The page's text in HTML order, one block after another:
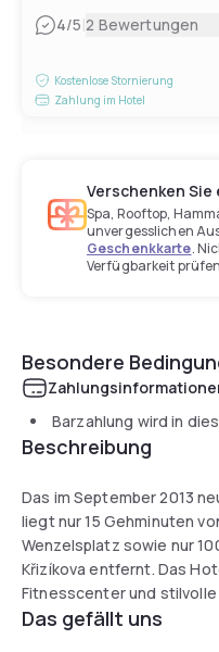
4/5|2 Bewertungen
Kostenlose Stornierung
Zahlung im Hotel
Verschenken
Spa, Rooftop,
unvergesslichen
Geschenkkarte.
Verfügbarkeit
Besondere
Barzahlung wird in
Beschreibung
Das im September 2013
liegt nur 15 Gehminuten
Wenzelsplatz sowie nur
Křizíkova entfernt. Das
Fitnesscenter und stilvolle
Alle Zimmer verfügen über
Das gefällt uns